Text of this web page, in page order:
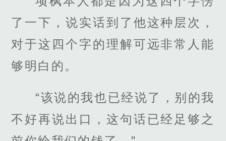
了一下，说实话到了他这种层次，
对于这四个字的理解可远非常人能
够明白的。
“该说的我也已经说了，别的我
不好再说出口，这句话已经足够之